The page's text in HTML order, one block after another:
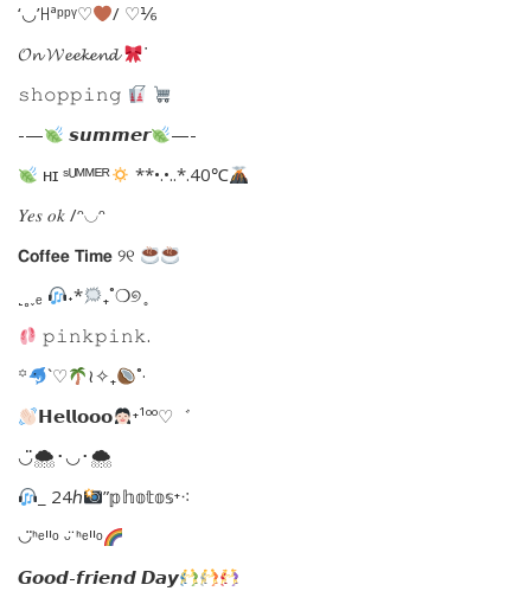
‘◡’ꀿªᵖᵖᵞ♡
/ ♡⅙
𝓞𝓷 𝓦𝓮𝓮𝓴𝓮𝓷𝓭
ᐝ
𝚜𝚑𝚘𝚙𝚙𝚒𝚗𝚐
-—
𝙨𝙪𝙢𝙢𝙚𝙧
—-
ʜɪ ˢᵁᴹᴹᴱᴿ
**•.•..*.40℃
𝑌𝑒𝑠 𝑜𝑘 /ᵔ◡ᵔ
𝗖𝗼𝗳𝗳𝗲𝗲 𝗧𝗶𝗺𝗲 ୨୧
˻˳˯ₑ
˖*
₊˚❍୭ ̥
𝚙𝚒𝚗𝚔𝚙𝚒𝚗𝚔.
꙳
`♡︎ ≀✧₊
˚·
𝗛𝗲𝗹𝗹𝗼𝗼𝗼
⁺¹ºº♡゛
◡̈🌨･◡･🌨
_ 24ℎ
”𝕡𝕙𝕠𝕥𝕠𝕤⁺⁖
◡̈ᑋᵉᑊᑊᵒ ᵕ̈ ᑋᵉᑊᑊᵒ
𝙂𝙤𝙤𝙙-𝙛𝙧𝙞𝙚𝙣𝙙 𝘿𝙖𝙮